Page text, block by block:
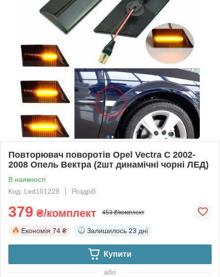
Повторювач поворотів Opel Vectra C 2002-
2008 Опель Вектра (2шт динамічні чорні ЛЕД)
В наявності
Код: Led101229
Роздріб
379 ₴/комплект 453 ₴/комплект
Економія 74 ₴ Залишилось 23 дні
Купити
або